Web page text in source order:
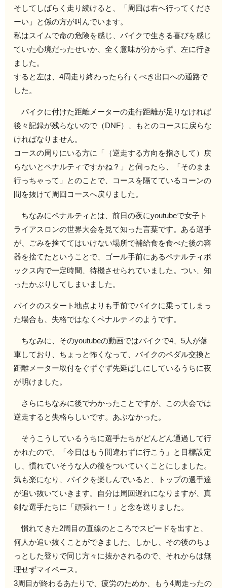
そしてしばらく走り続けると、「周回は右へ行ってくださ
ーい」と係の方が叫んでいます。
私はスイムで命の危険を感じ、バイクで生きる喜びを感じ
ていた心境だったせいか、全く意味が分からず、左に行き
ました。
すると左は、4周走り終わったら行くべき出口への通路で
した。
バイクに付けた距離メーターの走行距離が足りなければ
後々記録が残らないので（DNF）、もとのコースに戻らな
ければなりません。
コースの周りにいる方に「（逆走する方向を指さして）戻
らないとペナルティですかね？」と伺ったら、「そのまま
行っちゃって」とのことで、コースを隔てているコーンの
間を抜けて周回コースへ戻りました。
ちなみにペナルティとは、前日の夜にyoutubeで女子ト
ライアスロンの世界大会を見て知った言葉です。ある選手
が、ごみを捨ててはいけない場所で補給食を食べた後の容
器を捨てたということで、ゴール手前にあるペナルティボ
ックス内で一定時間、待機させられていました。つい、知
ったかぶりしてしまいました。
バイクのスタート地点よりも手前でバイクに乗ってしまっ
た場合も、失格ではなくペナルティのようです。
ちなみに、そのyoutubeの動画ではバイクで4、5人が落
車しており、ちょっと怖くなって、バイクのペダル交換と
距離メーター取付をぐずぐず先延ばしにしているうちに夜
が明けました。
さらにちなみに後でわかったことですが、この大会では
逆走すると失格らしいです。あぶなかった。
そうこうしているうちに選手たちがどんどん通過して行
かれたので、「今日はもう間違わずに行こう」と目標設定
し、慣れていそうな人の後をついていくことにしました。
気も楽になり、バイクを楽しんでいると、トップの選手達
が追い抜いていきます。自分は周回遅れになりますが、真
剣な選手たちに「頑張れー！」と念を送りました。
慣れてきた2周目の直線のところでスピードを出すと、
何人か追い抜くことができました。しかし、その後のちょ
っとした登りで同じ方々に抜かされるので、それからは無
理せずマイペース。
3周目が終わるあたりで、疲労のためか、もう4周走ったの